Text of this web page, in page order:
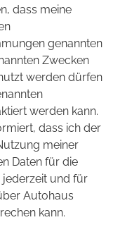
dass meine
genannten
Zwecken
werden dürfen
werden kann.
dass ich der
meiner
Daten für die
und für
Autohaus
kann.